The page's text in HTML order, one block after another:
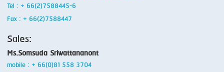
Tel : + 66(2)7588445-6
Fax : + 66(2)7588447
Sales:
Ms.Somsuda Sriwattananont
mobile : + 66(0)81 558 3704